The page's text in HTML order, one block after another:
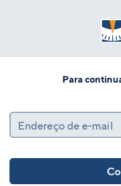
Para
Endereço de e-mail